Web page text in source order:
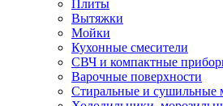
Плиты
Вытяжки
Мойки
Кухонные смесители
СВЧ и компактные
Варочные поверхности
Стиральные и